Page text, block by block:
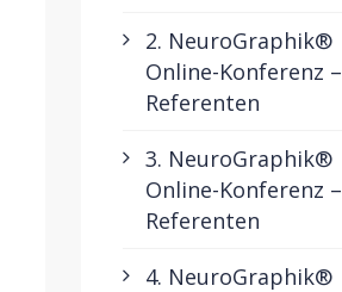
2. NeuroGraphik®
Online-Konferenz –
Referenten
3. NeuroGraphik®
Online-Konferenz –
Referenten
4. NeuroGraphik®